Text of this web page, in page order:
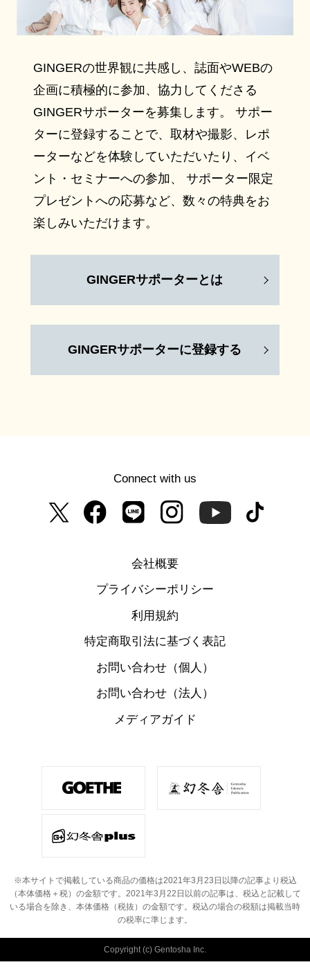
GINGERの世界観に共感し、誌面やWEBの
企画に積極的に参加、協力してくださる
GINGERサポーターを募集します。 サポー
ターに登録することで、取材や撮影、レポ
ーターなどを体験していただいたり、イベ
ント・セミナーへの参加、 サポーター限定
プレゼントへの応募など、数々の特典をお
楽しみいただけます。
GINGERサポーターとは
GINGERサポーターに登録する
Connect with us
会社概要
プライバシーポリシー
利用規約
特定商取引法に基づく表記
お問い合わせ（個人）
お問い合わせ（法人）
メディアガイド
※本サイトで掲載している商品の価格は2021年3月23日以降の記事より税込
（本体価格＋税）の金額です。 2021年3月22日以前の記事は、税込と記載して
いる場合を除き、本体価格（税抜）の金額です。 税込の場合の税額は掲載当時
の税率に準じます。
Copyright (c) Gentosha Inc.